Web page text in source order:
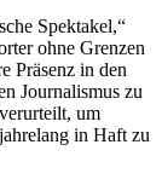
Spektakel,“
ohne Grenzen
Präsenz in den
Journalismus zu
um
in Haft zu